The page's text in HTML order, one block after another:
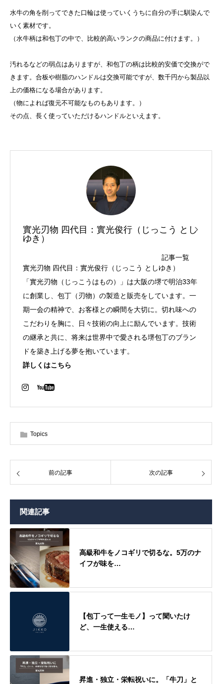
水牛の角を削ってできた口輪は使っていくうちに自分の手に馴染んで
いく素材です。
（水牛柄は和包丁の中で、比較的高いランクの商品に付けます。）
汚れるなどの弱点はありますが、和包丁の柄は比較的安価で交換がで
きます。合板や樹脂のハンドルは交換可能ですが、数千円から製品以
上の価格になる場合があります。
（物によれば復元不可能なものもあります。）
その点、長く使っていただけるハンドルといえます。
實光刃物 四代目：實光俊行（じっこう とし
ゆき）
記事一覧
實光刃物 四代目：實光俊行（じっこう としゆき）
「實光刃物（じっこうはもの）」は大阪の堺で明治33年
に創業し、包丁（刃物）の製造と販売をしています。一
期一会の精神で、お客様との瞬間を大切に。切れ味への
こだわりを胸に、日々技術の向上に励んでいます。技術
の継承と共に、将来は世界中で愛される堺包丁のブラン
ドを築き上げる夢を抱いています。
詳しくはこちら
Topics
前の記事 次の記事
関連記事
高級和牛をノコギリで切るな。5万のナ
イフが味を…
【包丁って一生モノ】って聞いたけ
ど、一生使える…
昇進・独立・栄転祝いに。「牛刀」と